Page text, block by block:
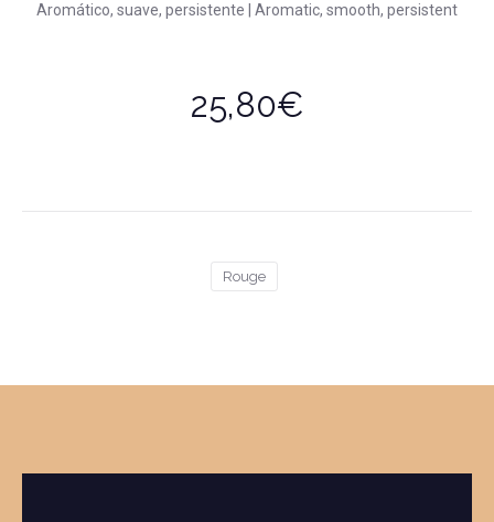
Aromático, suave, persistente | Aromatic, smooth, persistent
25,80€
Rouge